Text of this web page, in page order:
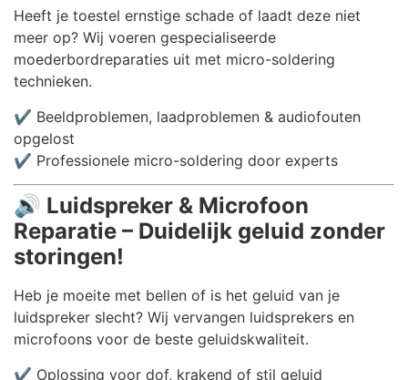
Heeft je toestel ernstige schade of laadt deze niet
meer op? Wij voeren gespecialiseerde
moederbordreparaties uit met micro-soldering
technieken.
✔️ Beeldproblemen, laadproblemen & audiofouten
opgelost
✔️ Professionele micro-soldering door experts
🔊 Luidspreker & Microfoon
Reparatie – Duidelijk geluid zonder
storingen!
Heb je moeite met bellen of is het geluid van je
luidspreker slecht? Wij vervangen luidsprekers en
microfoons voor de beste geluidskwaliteit.
✔️ Oplossing voor dof, krakend of stil geluid